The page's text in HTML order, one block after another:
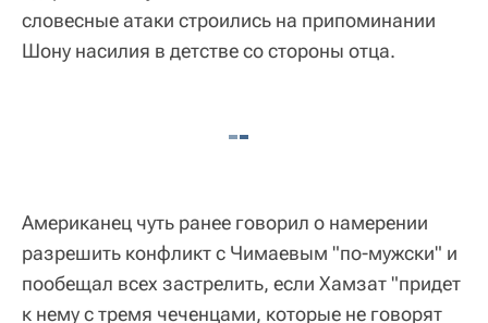
словесные атаки строились на припоминании
Шону насилия в детстве со стороны отца.
Американец чуть ранее говорил о намерении
разрешить конфликт с Чимаевым "по-мужски" и
пообещал всех застрелить, если Хамзат "придет
к нему с тремя чеченцами, которые не говорят